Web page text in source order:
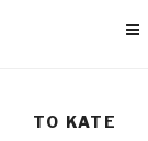
TO KATE